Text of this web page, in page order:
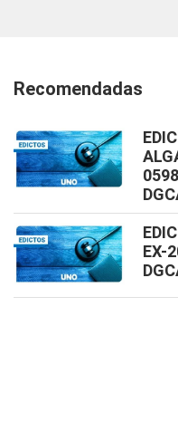
Recomendadas
EX-